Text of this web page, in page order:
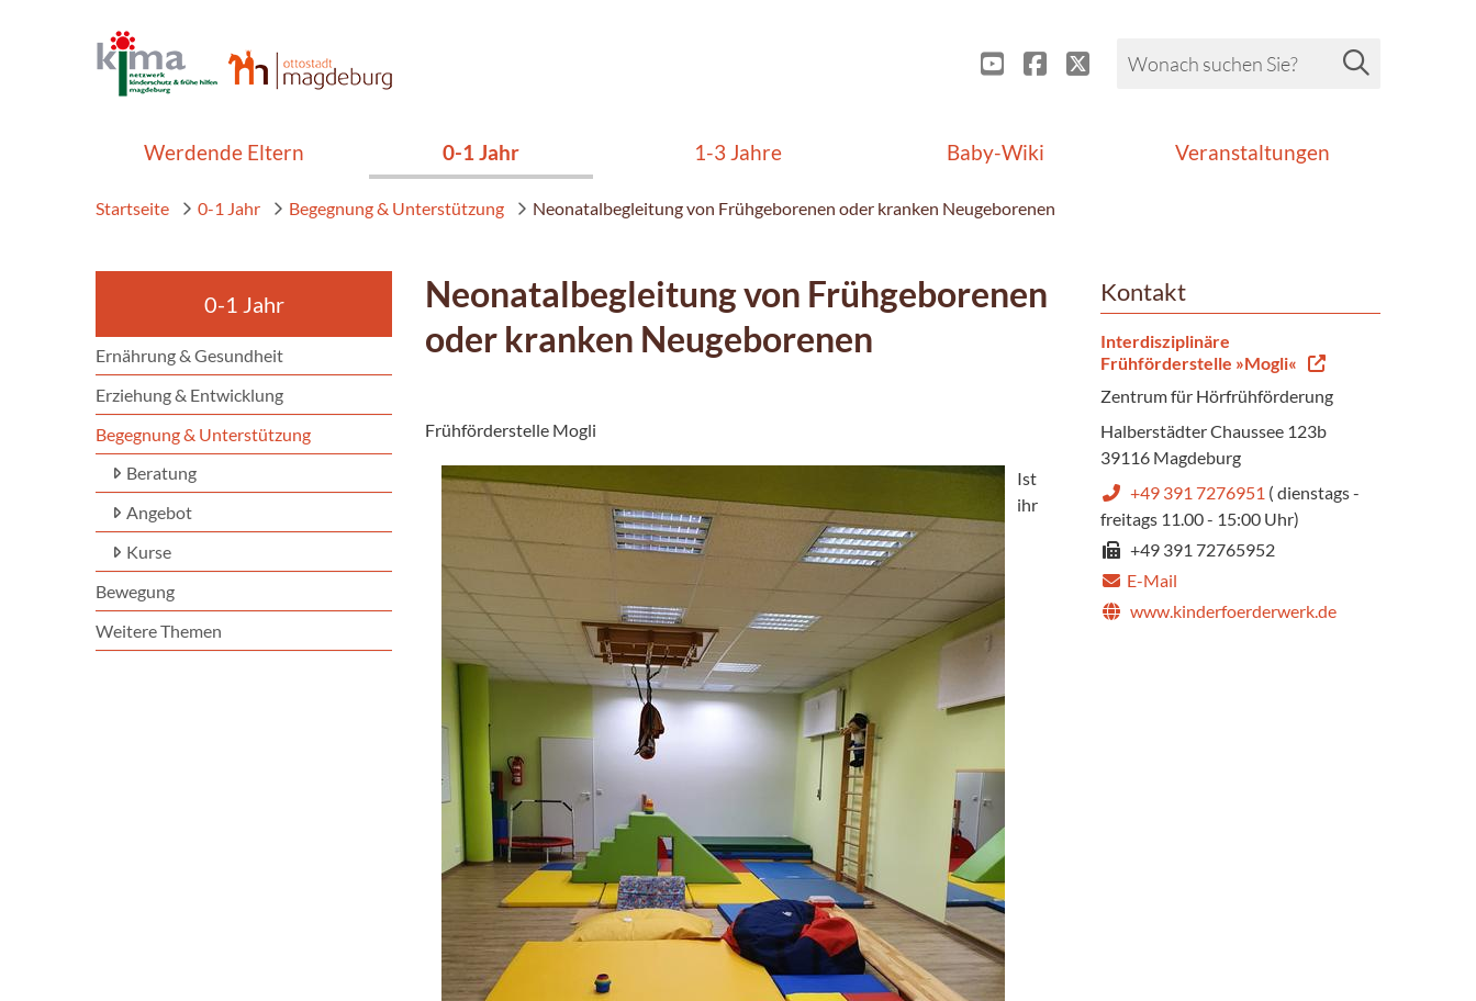
Werdende Eltern 0-1 Jahr 1-3 Jahre Baby-Wiki Veranstaltungen
Startseite 0-1 Jahr Begegnung & Unterstützung Neonatalbegleitung von Frühgeborenen oder kranken Neugeborenen
0-1 Jahr
Ernährung & Gesundheit
Erziehung & Entwicklung
Begegnung & Unterstützung
Beratung
Angebot
Kurse
Bewegung
Weitere Themen
Neonatalbegleitung von Frühgeborenen
oder kranken Neugeborenen
Frühförderstelle Mogli
Ist
ihr
Kontakt
Interdisziplinäre
Frühförderstelle »Mogli«
Zentrum für Hörfrühförderung
Halberstädter Chaussee 123b
39116 Magdeburg
+49 391 7276951 ( dienstags -
freitags 11.00 - 15:00 Uhr)
+49 391 72765952
E-Mail
www.kinderfoerderwerk.de